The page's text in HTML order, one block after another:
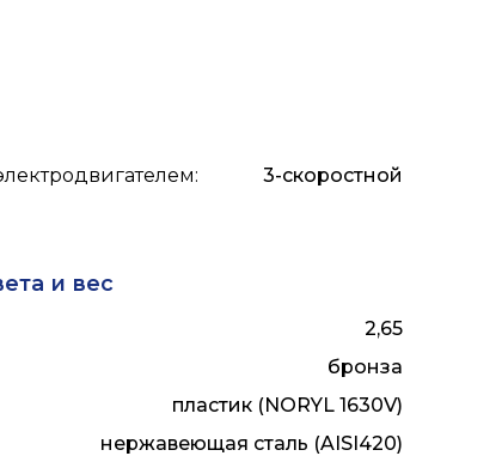
: 3-скоростной
и вес
2,65
бронза
пластик (NORYL 1630V)
нержавеющая сталь (AISI420)